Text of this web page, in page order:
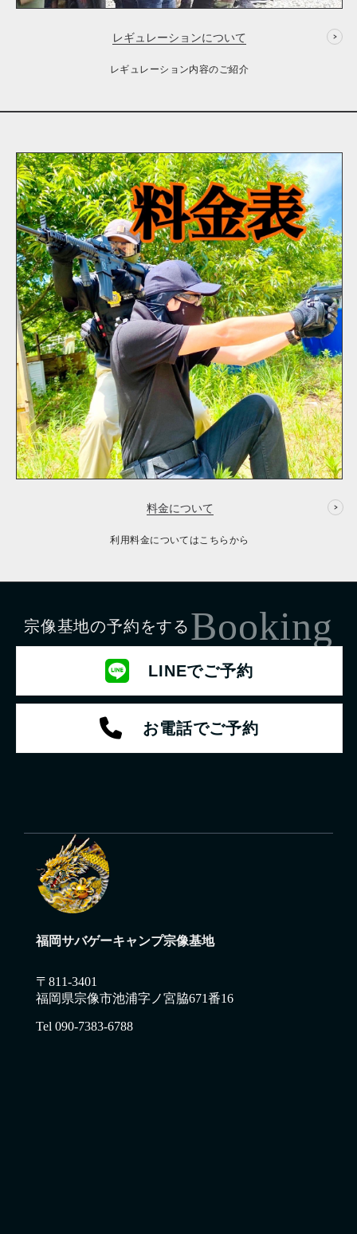
レギュレーションについて
レギュレーション内容のご紹介
料金について
利用料金についてはこちらから
Booking
宗像基地の予約をする
LINEでご予約
お電話でご予約
福岡サバゲーキャンプ宗像基地
〒811-3401
福岡県宗像市池浦字ノ宮脇671番16
Tel 090-7383-6788